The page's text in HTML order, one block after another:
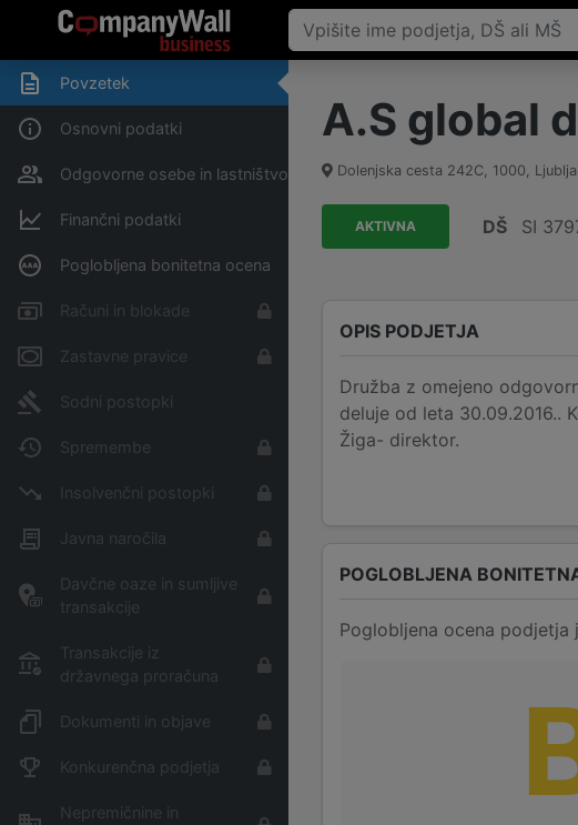
Povzetek
Osnovni podatki
Odgovorne osebe in lastništvo
Finančni podatki
Poglobljena bonitetna ocena
Računi in blokade
Zastavne pravice
Sodni postopki
Spremembe
Insolvenčni postopki
Javna naročila
Davčne oaze in sumljive
transakcije
Transakcije iz
državnega proračuna
Dokumenti in objave
Konkurenčna podjetja
Nepremičnine in
A.S global
Dolenjska cesta 242C, 1000,
AKTIVNA DŠ SI
OPIS PODJETJA
Družba z omejeno
deluje od leta 30.09.2016..
Žiga- direktor.
POGLOBLJENA
Poglobljena ocena podjetja